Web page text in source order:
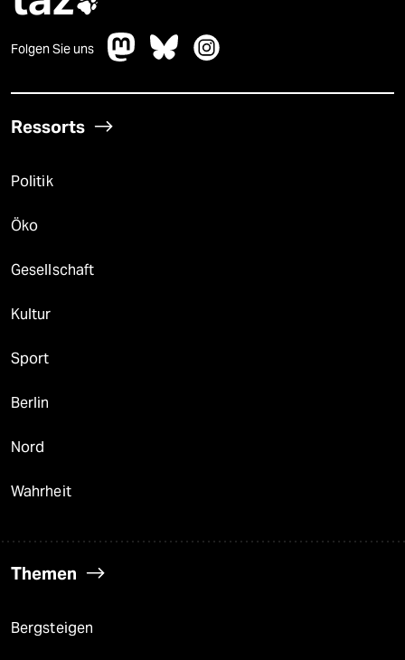
Folgen Sie uns
Ressorts
Politik
Öko
Gesellschaft
Kultur
Sport
Berlin
Nord
Wahrheit
Themen
Bergsteigen